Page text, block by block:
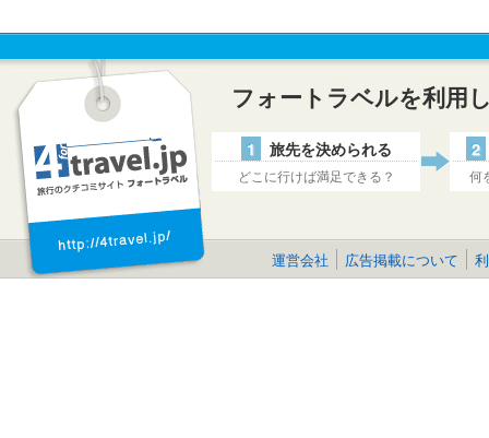
フォートラベルを利用
1 旅先を決められる
どこに行けば満足できる？
2
何
運営会社 広告掲載について